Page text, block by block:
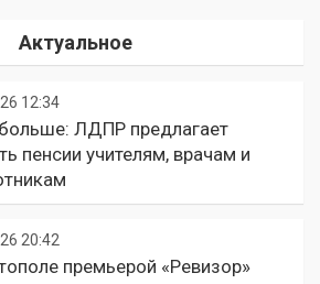
Актуальное
12:34
ЛДПР предлагает
пенсии учителям, врачам и
20:42
премьерой «Ревизор»